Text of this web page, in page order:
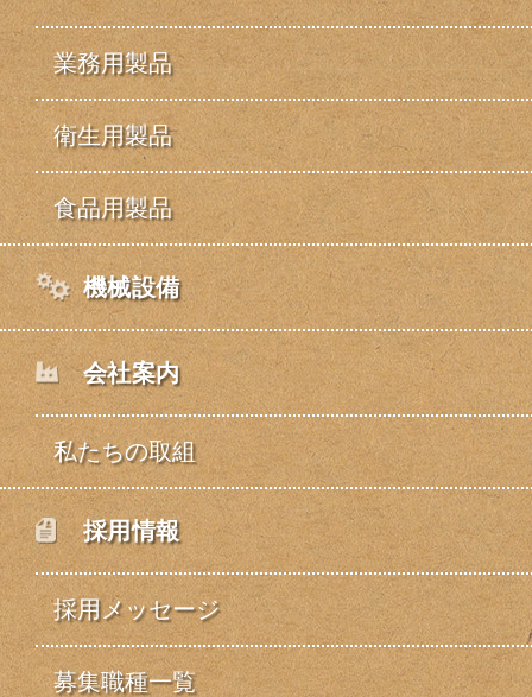
業務用製品
衛生用製品
食品用製品
機械設備
会社案内
私たちの取組
採用情報
採用メッセージ
募集職種一覧